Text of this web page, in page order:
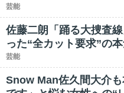
芸能
佐藤二朗「踊る大捜査
った“全カット要求”の
芸能
Snow Man佐久間大介